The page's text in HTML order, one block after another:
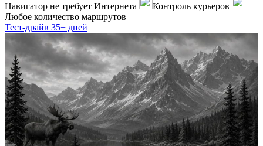
Навигатор не требует Интернета
Контроль курьеров
Любое количество маршрутов
Тест-драйв 35+ дней